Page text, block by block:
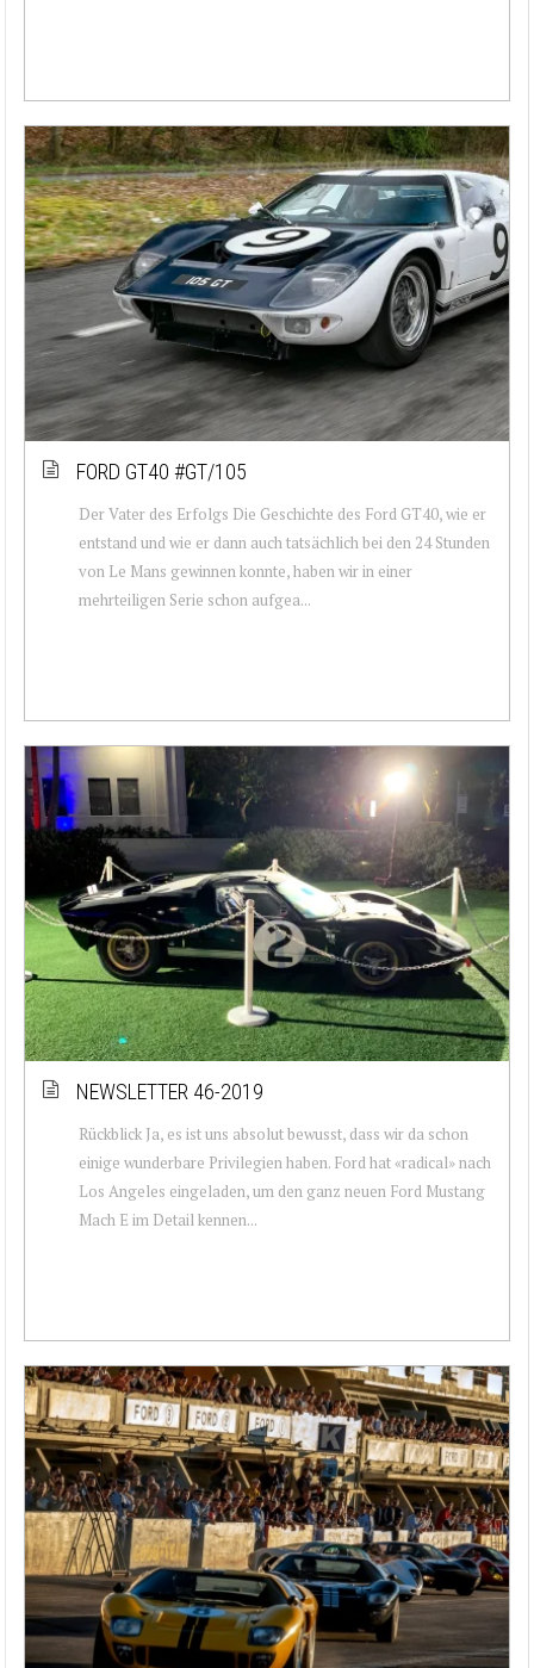
FORD GT40 #GT/105
Der Vater des Erfolgs Die Geschichte des Ford GT40, wie er
entstand und wie er dann auch tatsächlich bei den 24 Stunden
von Le Mans gewinnen konnte, haben wir in einer
mehrteiligen Serie schon aufgea...
NEWSLETTER 46-2019
Rückblick Ja, es ist uns absolut bewusst, dass wir da schon
einige wunderbare Privilegien haben. Ford hat «radical» nach
Los Angeles eingeladen, um den ganz neuen Ford Mustang
Mach E im Detail kennen...